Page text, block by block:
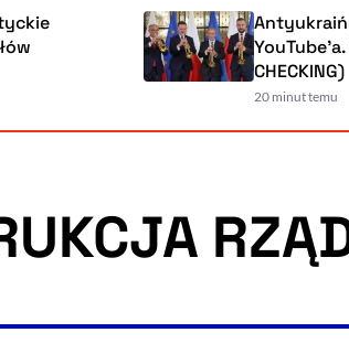
Antyukraińska
YouTube'a.
CHECKING)
20 minut temu